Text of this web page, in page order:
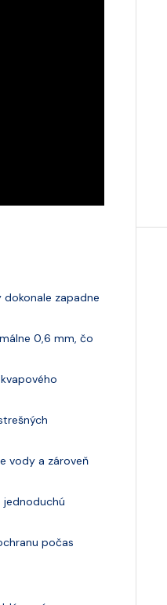
zapadne
0,6 mm, čo
vody a zároveň
jednoduchú
počas